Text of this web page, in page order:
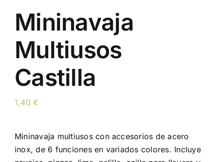
Mininavaja
Multiusos
Castilla
1,40€
Mininavaja multiusos con accesorios de acero
inox, de 6 funciones en variados colores. Incluye